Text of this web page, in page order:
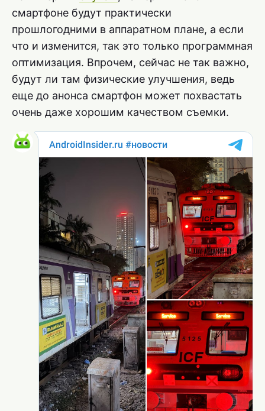
смартфоне будут практически
прошлогодними в аппаратном плане, а если
что и изменится, так это только программная
оптимизация. Впрочем, сейчас не так важно,
будут ли там физические улучшения, ведь
еще до анонса смартфон может похвастать
очень даже хорошим качеством съемки.